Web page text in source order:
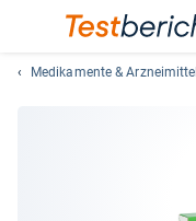
Medikamente & Arzneimittel